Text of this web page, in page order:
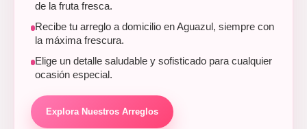
de la fruta fresca.
Recibe tu arreglo a domicilio en Aguazul, siempre con
la máxima frescura.
Elige un detalle saludable y sofisticado para cualquier
ocasión especial.
Explora Nuestros Arreglos